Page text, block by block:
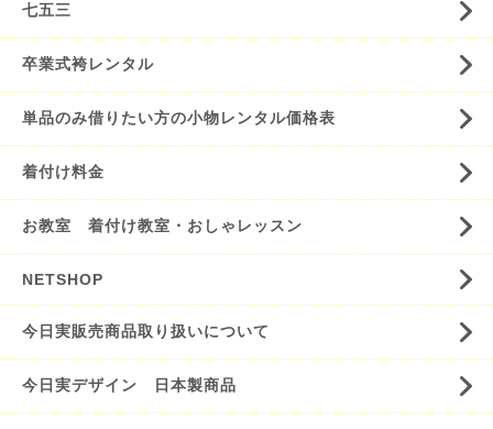
七五三
卒業式袴レンタル
単品のみ借りたい方の小物レンタル価格表
着付け料金
お教室 着付け教室・おしゃレッスン
NETSHOP
今日実販売商品取り扱いについて
今日実デザイン 日本製商品